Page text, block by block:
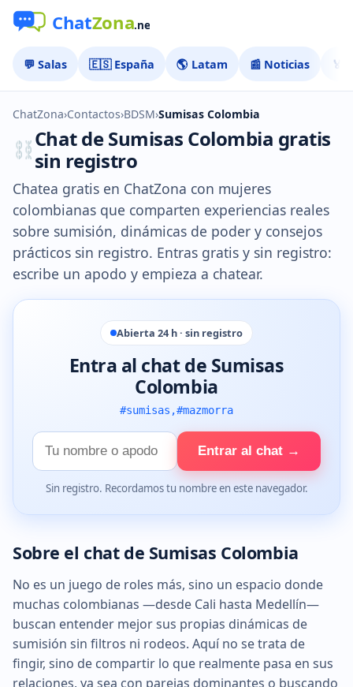
💬 Salas 🇪🇸 España 🌎 Latam 📰 Noticias 🏅
ChatZona›Contactos›BDSM›Sumisas Colombia
Chat de Sumisas Colombia gratis
sin registro
Chatea gratis en ChatZona con mujeres
colombianas que comparten experiencias reales
sobre sumisión, dinámicas de poder y consejos
prácticos sin registro. Entras gratis y sin registro:
escribe un apodo y empieza a chatear.
Abierta 24 h · sin registro
Entra al chat de Sumisas
Colombia
#sumisas,#mazmorra
Tu
nombre
Entrar al chat →
Sin registro. Recordamos tu nombre en este navegador.
Sobre el chat de Sumisas Colombia
No es un juego de roles más, sino un espacio donde
muchas colombianas —desde Cali hasta Medellín—
buscan entender mejor sus propias dinámicas de
sumisión sin filtros ni rodeos. Aquí no se trata de
fingir, sino de compartir lo que realmente pasa en sus
relaciones, ya sea con parejas dominantes o buscando